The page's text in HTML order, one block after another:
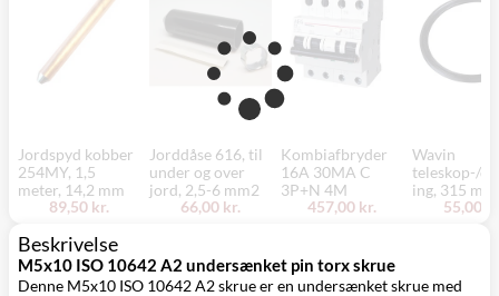
Jordspyd kobber
254MY, 1,5
meter, 14,2 mm
89,50 kr.
Jorddåse 616, til
under og over
jord, 2,5-6 mm2
66,00 kr.
Kombiafbryder
16A 30MA C
3P+N 4M
457,00 kr.
Wavin
teleskop-/
ing, 315 mm
55,00
Beskrivelse
M5x10 ISO 10642 A2 undersænket pin torx skrue
Denne M5x10 ISO 10642 A2 skrue er en undersænket skrue med